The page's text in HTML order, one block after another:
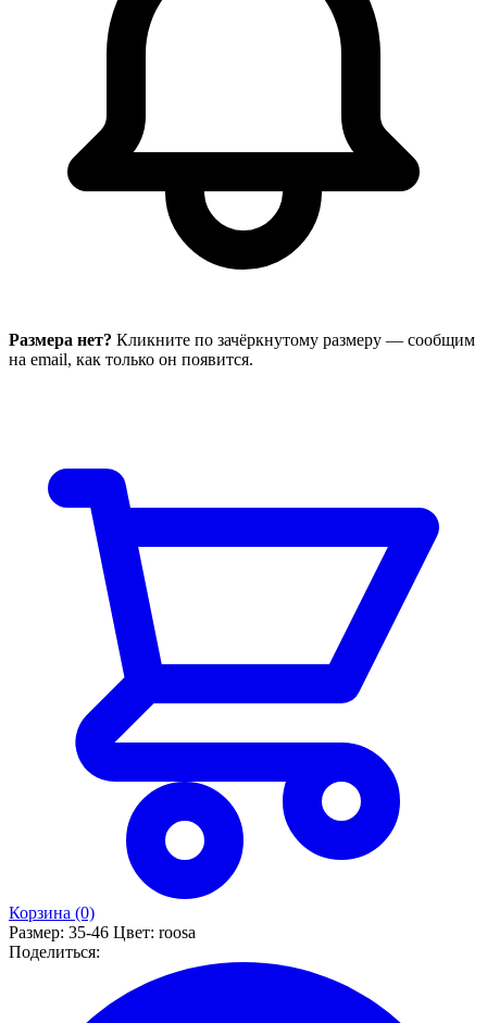
Размера нет? Кликните по зачёркнутому размеру — сообщим
на email, как только он появится.
Таблица размеров
Носки для бега · унисекс-размеры
XS
35–37 38–40
5.5–7
3–4.5 5–6.5
Если вы между размерами — мы всегда рекомендуем
выбрать больший.
Корзина (0)
Размер: 35-46 Цвет: roosa
Поделиться: